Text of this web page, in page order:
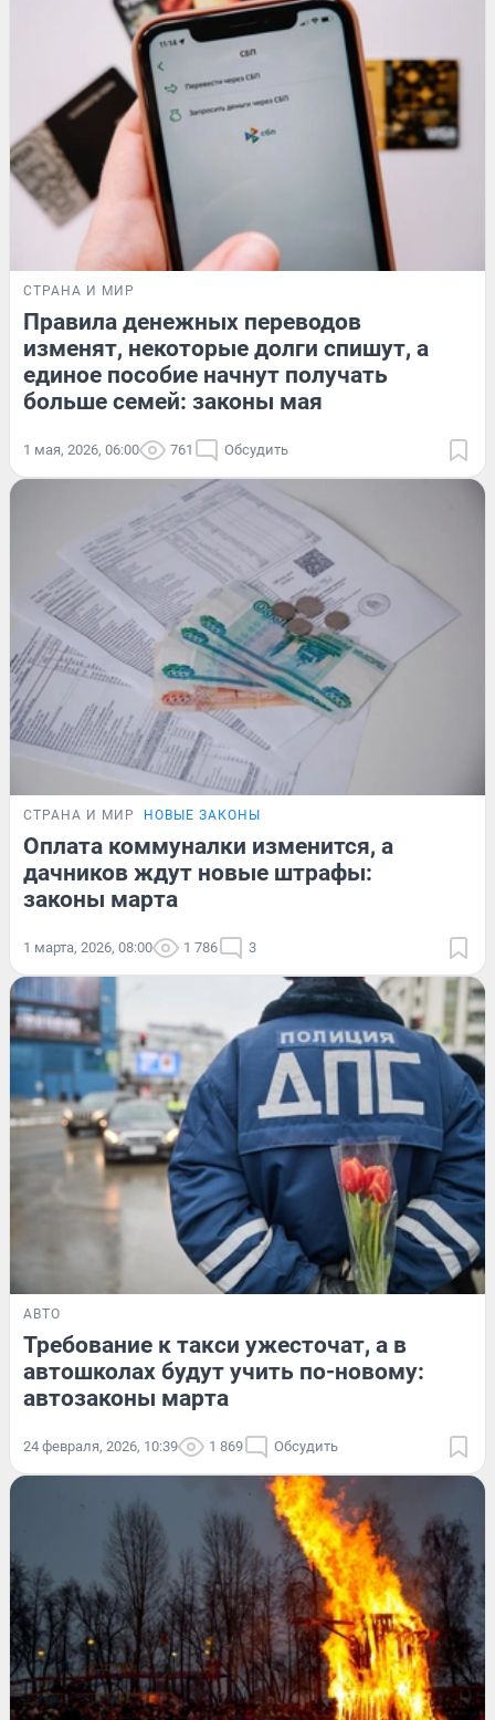
СТРАНА И МИР
Правила денежных переводов
изменят, некоторые долги спишут, а
единое пособие начнут получать
больше семей: законы мая
1 мая, 2026, 06:00 761 Обсудить
СТРАНА И МИР НОВЫЕ ЗАКОНЫ
Оплата коммуналки изменится, а
дачников ждут новые штрафы:
законы марта
1 марта, 2026, 08:00 1 786 3
АВТО
Требование к такси ужесточат, а в
автошколах будут учить по-новому:
автозаконы марта
24 февраля, 2026, 10:39 1 869 Обсудить